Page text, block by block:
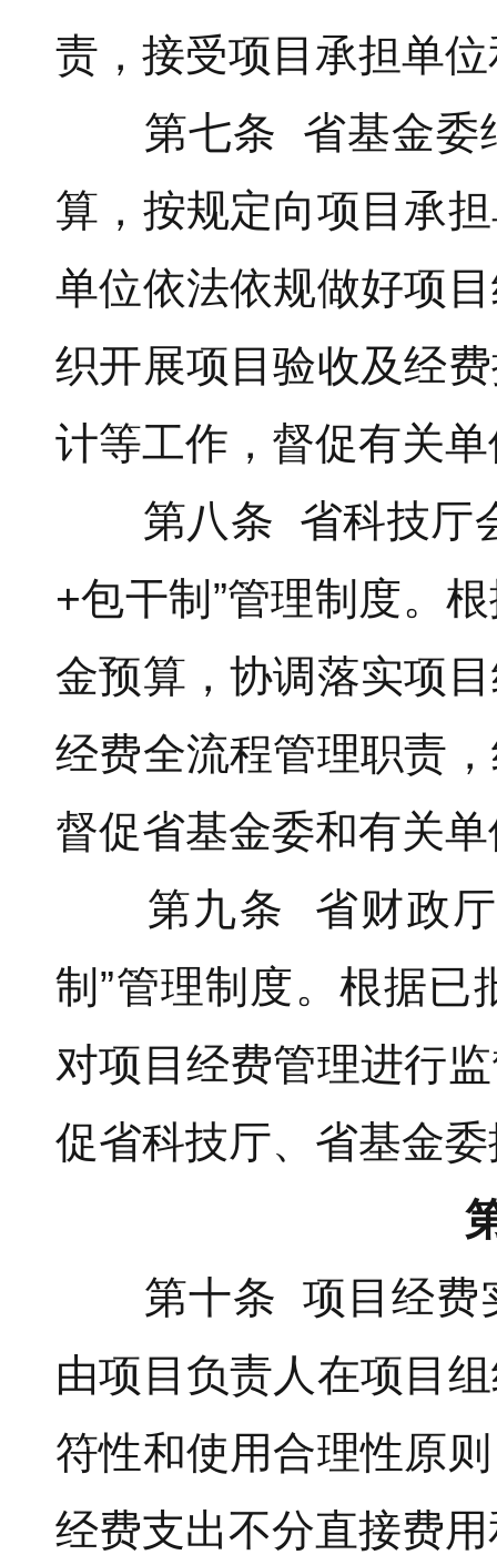
责，接受项目承担单
第七条 省基金委结
算，按规定向项目承
单位依法依规做好项
织开展项目验收及经
计等工作，督促有关
第八条 省科技厅会
+包干制”管理制度。
金预算，协调落实项
经费全流程管理职责
督促省基金委和有关
第九条 省财政厅
制”管理制度。根据
对项目经费管理进行
促省科技厅、省基金
第十条 项目经费实
由项目负责人在项目
符性和使用合理性原
经费支出不分直接费